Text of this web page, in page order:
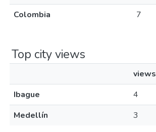
Colombia
7
Top city views
views
Ibague
4
Medellín
3